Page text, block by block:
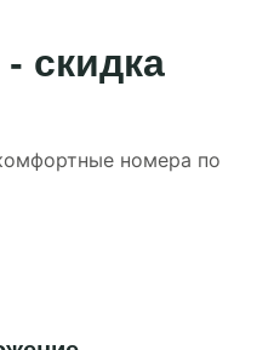
скидка
номера по